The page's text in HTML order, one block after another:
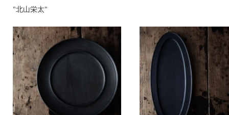
"北山栄太"